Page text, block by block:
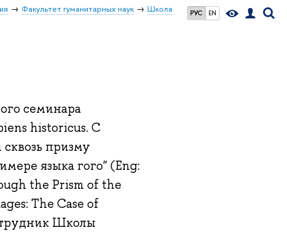
РУС EN
Факультет гуманитарных наук
Школа
семинара
historicus. С
призму
языка гого" (Eng:
the Prism of the
The Case of
Школы